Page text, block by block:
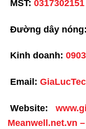
MST: 0317302151
Đường dây nóng:
Kinh doanh:
Email:
Website:
Meanwell.net.vn –